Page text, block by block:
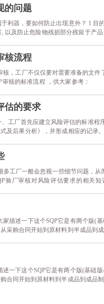
的问题
利器，要如何防止出现意外？ 1 目
以及防止危险物残损部分残留于产
核流程
核，工厂不仅仅要对需要准备的文
审核的标准流程 ，供大家参考：
估的要求
工厂首先应建立风险评估的标准程
及后果分析》，并形成相应的记录
多工厂一般会忽视一些细节问题，
厂审核对风险评估要求的相关知
描述一下这个SQP它是有两个版(
采购合同开始到原材料到半成品到
一下这个SQP它是有两个版(基础
合同开始到原材料到半成品到成品